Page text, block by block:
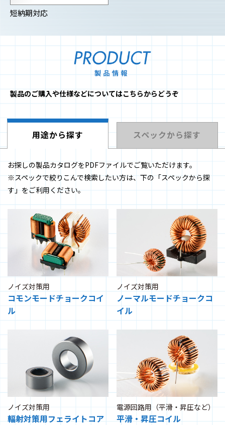
短納期対応
製品のご購入や仕様などについてはこちらからどうぞ
用途から探す スペックから探す
お探しの製品カタログをPDFファイルでご覧いただけます。
※スペックで絞りこんで検索したい方は、下の「スペックから探
す」をご利用ください。
ノイズ対策用
コモンモードチョークコイ
ル
ノイズ対策用
ノーマルモードチョークコ
イル
ノイズ対策用
輻射対策用フェライトコア
電源回路用（平滑・昇圧など）
平滑・昇圧コイル